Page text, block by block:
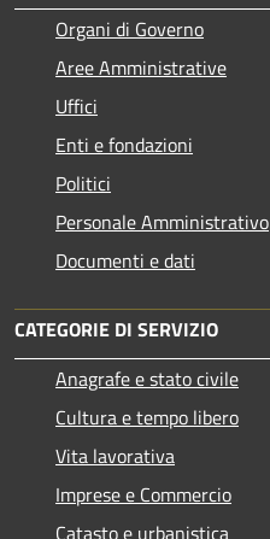
Organi di Governo
Aree Amministrative
Uffici
Enti e fondazioni
Politici
Personale Amministrativo
Documenti e dati
CATEGORIE DI SERVIZIO
Anagrafe e stato civile
Cultura e tempo libero
Vita lavorativa
Imprese e Commercio
Catasto e urbanistica